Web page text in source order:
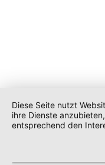
Diese Seite nutzt
ihre Dienste
entsprechend den